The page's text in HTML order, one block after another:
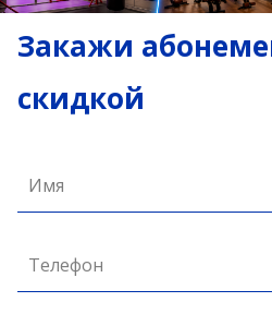
Закажи
скидкой
Имя
Телефон